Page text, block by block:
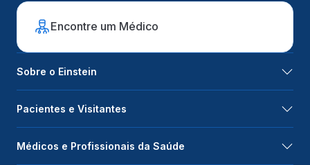
Encontre um Médico
Sobre o Einstein
Pacientes e Visitantes
Médicos e Profissionais da Saúde